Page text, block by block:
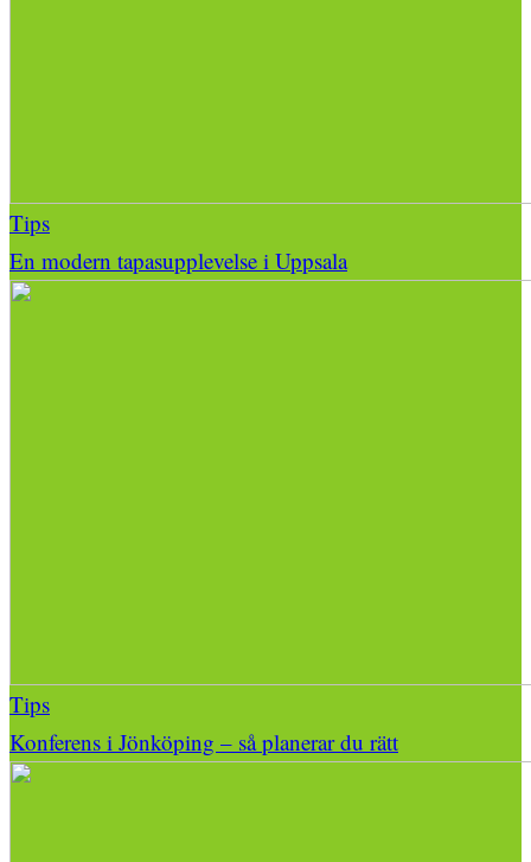
Tips
En modern tapasupplevelse i Uppsala
Tips
Konferens i Jönköping – så planerar du rätt